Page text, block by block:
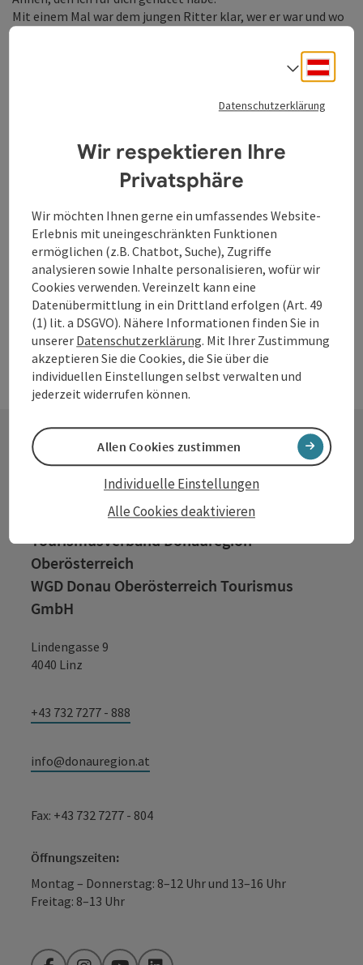
Mit einem Mal war dem jungen Ritter klar, wer er war und wo
wieder auf und lebte dort glücklich und zufrieden – wie einst
Kontakt
Tourismusverband Donauregion
Oberösterreich
WGD Donau Oberösterreich Tourismus
GmbH
Lindengasse 9
4040 Linz
+43 732 7277 - 888
info@donauregion.at
Fax: +43 732 7277 - 804
Öffnungszeiten:
Montag – Donnerstag: 8–12 Uhr und 13–16 Uhr
Freitag: 8–13 Uhr
Datenschutzerklärung
Wir respektieren Ihre
Privatsphäre
Wir möchten Ihnen gerne ein umfassendes Website-
Erlebnis mit uneingeschränkten Funktionen
ermöglichen (z.B. Chatbot, Suche), Zugriffe
analysieren sowie Inhalte personalisieren, wofür wir
Cookies verwenden. Vereinzelt kann eine
Datenübermittlung in ein Drittland erfolgen (Art. 49
(1) lit. a DSGVO). Nähere Informationen finden Sie in
unserer Datenschutzerklärung. Mit Ihrer Zustimmung
akzeptieren Sie die Cookies, die Sie über die
individuellen Einstellungen selbst verwalten und
jederzeit widerrufen können.
Alle Cookies deaktivieren
Individuelle Einstellungen
Allen Cookies zustimmen